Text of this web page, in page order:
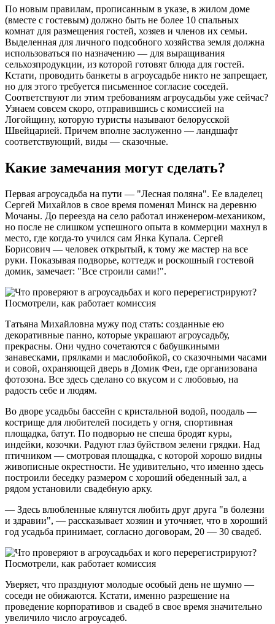
По новым правилам, прописанным в указе, в жилом доме
(вместе с гостевым) должно быть не более 10 спальных
комнат для размещения гостей, хозяев и членов их семьи.
Выделенная для личного подсобного хозяйства земля должна
использоваться по назначению — для выращивания
сельхозпродукции, из которой готовят блюда для гостей.
Кстати, проводить банкеты в агроусадьбе никто не запрещает,
но для этого требуется письменное согласие соседей.
Соответствуют ли этим требованиям агроусадьбы уже сейчас?
Узнаем совсем скоро, отправившись с комиссией на
Логойщину, которую туристы называют белорусской
Швейцарией. Причем вполне заслуженно — ландшафт
соответствующий, виды — сказочные.
Какие замечания могут сделать?
Первая агроусадьба на пути — "Лесная поляна". Ее владелец
Сергей Михайлов в свое время поменял Минск на деревню
Мочаны. До переезда на село работал инженером-механиком,
но после не слишком успешного опыта в коммерции махнул в
место, где когда-то учился сам Янка Купала. Сергей
Борисович — человек открытый, к тому же мастер на все
руки. Показывая подворье, коттедж и роскошный гостевой
домик, замечает: "Все строили сами!".
Татьяна Михайловна мужу под стать: созданные ею
декоративные панно, которые украшают агроусадьбу,
прекрасны. Они чудно сочетаются с бабушкиными
занавесками, прялками и маслобойкой, со сказочными часами
и совой, охраняющей дверь в Домик Феи, где организована
фотозона. Все здесь сделано со вкусом и с любовью, на
радость себе и людям.
Во дворе усадьбы бассейн с кристальной водой, поодаль —
кострище для любителей посидеть у огня, спортивная
площадка, батут. По подворью не спеша бродят куры,
индейки, козочки. Радуют глаз буйством зелени грядки. Над
птичником — смотровая площадка, с которой хорошо видны
живописные окрестности. Не удивительно, что именно здесь
построили беседку размером с хороший обеденный зал, а
рядом установили свадебную арку.
— Здесь влюбленные клянутся любить друг друга "в болезни
и здравии", — рассказывает хозяин и уточняет, что в хороший
год усадьба принимает, согласно договорам, 20 — 30 свадеб.
Уверяет, что празднуют молодые особый день не шумно —
соседи не обижаются. Кстати, именно разрешение на
проведение корпоративов и свадеб в свое время значительно
увеличило число агроусадеб.